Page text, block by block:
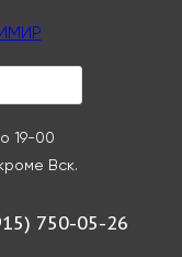
19-00
Вск.
750-05-26